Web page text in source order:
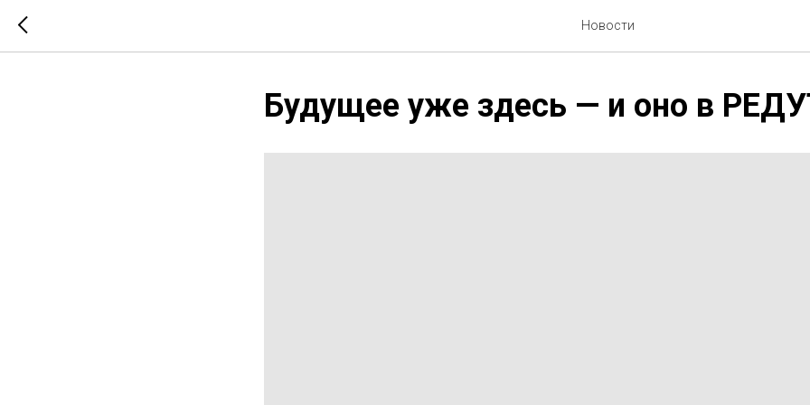
Новости
Будущее уже здесь — и оно в